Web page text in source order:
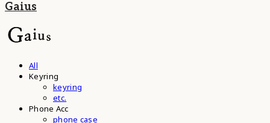
Gaius
All
Keyring
keyring
etc.
Phone Acc
phone case